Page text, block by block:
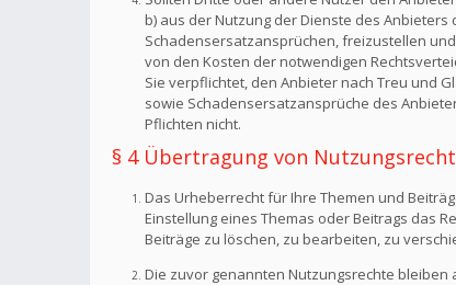
b) aus der Nutzung der Dienste des
Schadensersatzansprüchen, freizustellen
von den Kosten der notwendigen
Sie verpflichtet, den Anbieter nach Treu und
sowie Schadensersatzansprüche des
Pflichten nicht.
§ 4 Übertragung von
Das Urheberrecht für Ihre Themen und
Einstellung eines Themas oder Beitrags das
Beiträge zu löschen, zu bearbeiten, zu
Die zuvor genannten Nutzungsrechte bleiben